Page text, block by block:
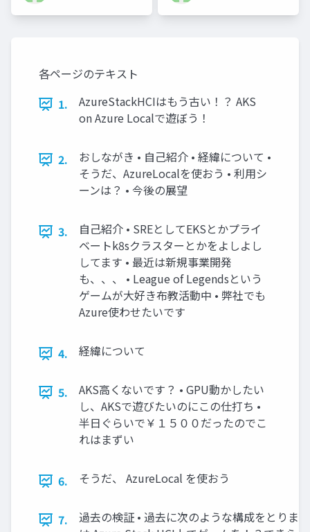
各ページのテキスト
1.
AzureStackHCIはもう古い！？ AKS
on Azure Localで遊ぼう！
2.
おしながき • 自己紹介 • 経緯について •
そうだ、AzureLocalを使おう • 利用シ
ーンは？ • 今後の展望
3.
自己紹介 • SREとしてEKSとかプライ
ベートk8sクラスターとかをよしよし
してます • 最近は新規事業開発
も、、、 • League of Legendsという
ゲームが大好き布教活動中 • 弊社でも
Azure使わせたいです
4. 経緯について
5.
AKS高くないです？ • GPU動かしたい
し、AKSで遊びたいのにこの仕打ち •
半日ぐらいで￥１５００だったのでこ
れはまずい
6. そうだ、 AzureLocal を使おう
7.
過去の検証 • 過去に次のような構成をとりま